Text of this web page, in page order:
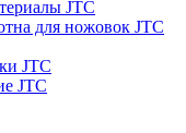
JTC
для ножовок JTC
JTC
JTC